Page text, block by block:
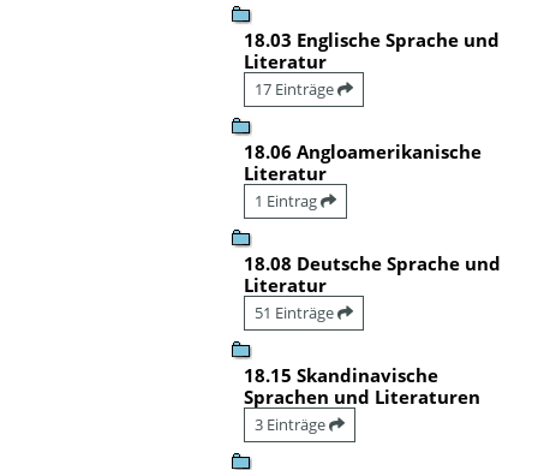
18.03 Englische Sprache und
Literatur
17 Einträge
18.06 Angloamerikanische
Literatur
1 Eintrag
18.08 Deutsche Sprache und
Literatur
51 Einträge
18.15 Skandinavische
Sprachen und Literaturen
3 Einträge